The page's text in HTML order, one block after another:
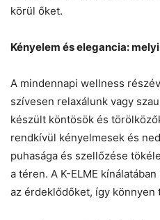
körül őket.
Kényelem és elegancia:
A mindennapi wellness
szívesen relaxálunk vagy
készült köntösök és
rendkívül kényelmesek és
puhasága és szellőzése
a téren. A K-ELME
az érdeklődőket, így könnyen